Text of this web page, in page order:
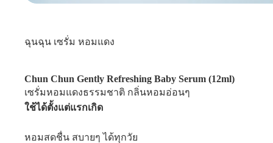
ฉุนฉุน เซรั่ม หอมแดง
Chun Chun Gently Refreshing Baby Serum (12ml)
เซรั่มหอมแดงธรรมชาติ กลิ่นหอมอ่อนๆ
ใช้ได้ตั้งแต่แรกเกิด
หอมสดชื่น สบายๆ ได้ทุกวัย